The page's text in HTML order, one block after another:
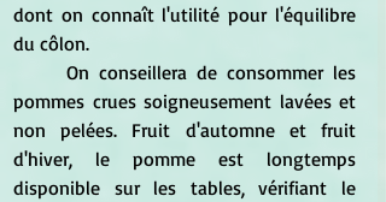
dont on connaît l'utilité pour l'équilibre
du côlon.
pommes crues soigneusement lavées et
non pelées. Fruit d'automne et fruit
d'hiver, le pomme est longtemps
disponible sur les tables, vérifiant le